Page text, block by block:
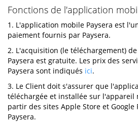
Fonctions de l'application
1. L'application mobile Paysera est
paiement fournis par Paysera.
2. L'acquisition (le téléchargement)
Paysera est gratuite. Les prix des
Paysera sont indiqués ici.
3. Le Client doit s'assurer que
téléchargée et installée sur l'appareil
partir des sites Apple Store et Google
Paysera.